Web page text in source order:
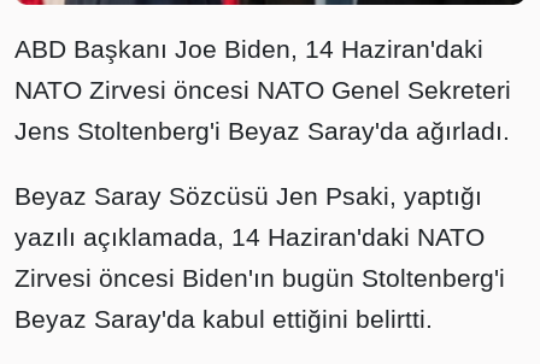
ABD Başkanı Joe Biden, 14 Haziran'daki
NATO Zirvesi öncesi NATO Genel Sekreteri
Jens Stoltenberg'i Beyaz Saray'da ağırladı.
Beyaz Saray Sözcüsü Jen Psaki, yaptığı
yazılı açıklamada, 14 Haziran'daki NATO
Zirvesi öncesi Biden'ın bugün Stoltenberg'i
Beyaz Saray'da kabul ettiğini belirtti.